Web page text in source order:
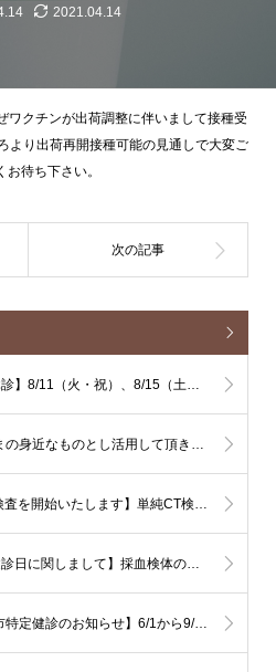
2021.04.14
ワクチンが出荷調整に伴いまして接種受
より出荷再開接種可能の見通しで大変ご
待ち下さい。
【特定健診の健診日に関しまして】採血検体の集配と保存の関係で、健診は月曜日から土曜日午前（土曜日午後、日曜日を除く）でお願いいたします。
【2026年高岡市特定健診のお知らせ】6/1から9/30の期間で行われます。予約は不要ですので受診券をご持参の上直接ご受診下さい。可能なようでしたら食事を抜いての健診をお勧め致します。